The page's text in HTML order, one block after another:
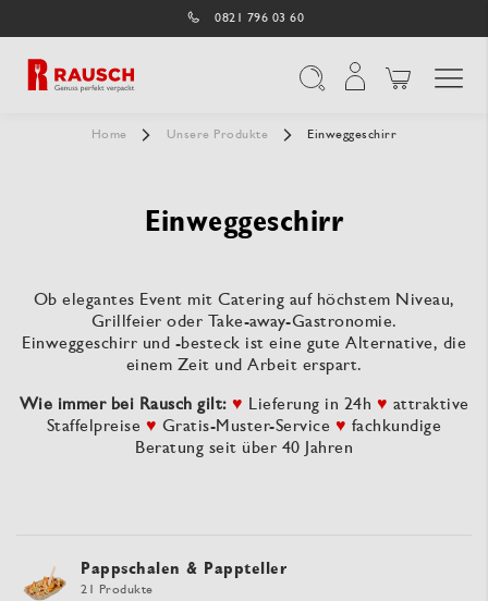
0821 796 03 60
Home Unsere Produkte Einweggeschirr
Einweggeschirr
Ob elegantes Event mit Catering auf höchstem Niveau,
Grillfeier oder Take-away-Gastronomie.
Einweggeschirr und -besteck ist eine gute Alternative, die
einem Zeit und Arbeit erspart.
Wie immer bei Rausch gilt: ♥ Lieferung in 24h ♥ attraktive
Staffelpreise ♥ Gratis-Muster-Service ♥ fachkundige
Beratung seit über 40 Jahren
Pappschalen & Pappteller
21 Produkte